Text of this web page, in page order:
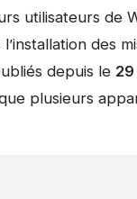
utilisateurs de
l’installation des
depuis le
plusieurs